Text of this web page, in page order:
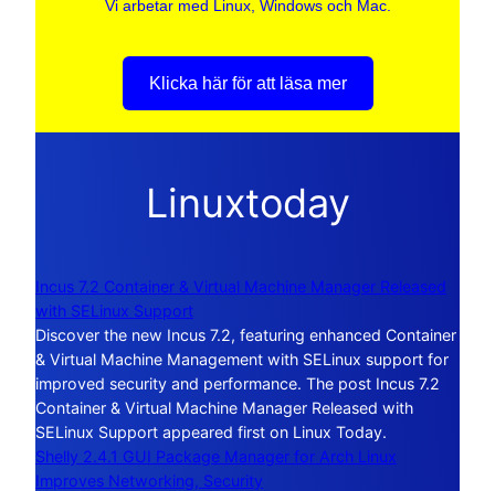
Vi arbetar med Linux, Windows och Mac.
Klicka här för att läsa mer
Linuxtoday
Incus 7.2 Container & Virtual Machine Manager Released
with SELinux Support
Discover the new Incus 7.2, featuring enhanced Container
& Virtual Machine Management with SELinux support for
improved security and performance. The post Incus 7.2
Container & Virtual Machine Manager Released with
SELinux Support appeared first on Linux Today.
Shelly 2.4.1 GUI Package Manager for Arch Linux
Improves Networking, Security